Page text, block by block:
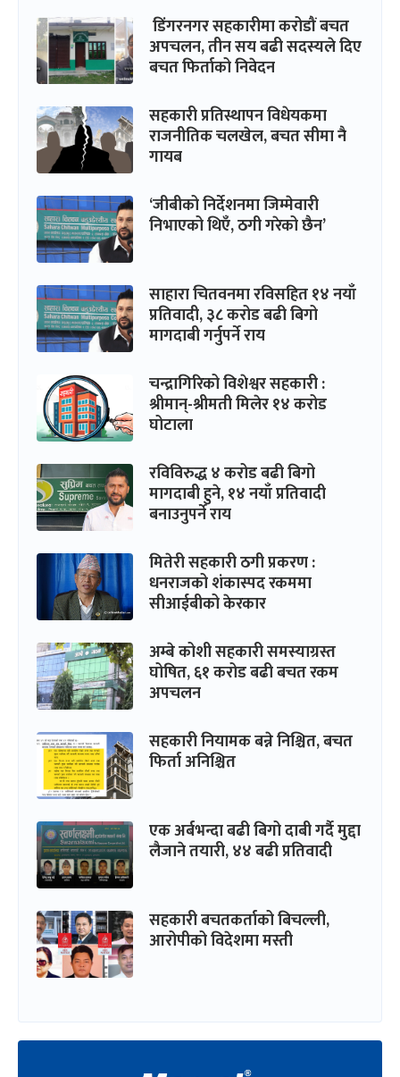
डिंगरनगर सहकारीमा करोडौं बचत
अपचलन, तीन सय बढी सदस्यले दिए
बचत फिर्ताको निवेदन
सहकारी प्रतिस्थापन विधेयकमा
राजनीतिक चलखेल, बचत सीमा नै
गायब
‘जीबीको निर्देशनमा जिम्मेवारी
निभाएको थिएँ, ठगी गरेको छैन’
साहारा चितवनमा रविसहित १४ नयाँ
प्रतिवादी, ३८ करोड बढी बिगो
मागदाबी गर्नुपर्ने राय
चन्द्रागिरिको विशेश्वर सहकारी :
श्रीमान्-श्रीमती मिलेर १४ करोड
घोटाला
रविविरुद्ध ४ करोड बढी बिगो
मागदाबी हुने, १४ नयाँ प्रतिवादी
बनाउनुपर्ने राय
मितेरी सहकारी ठगी प्रकरण :
धनराजको शंकास्पद रकममा
सीआईबीको केरकार
अम्बे कोशी सहकारी समस्याग्रस्त
घोषित, ६१ करोड बढी बचत रकम
अपचलन
सहकारी नियामक बन्ने निश्चित, बचत
फिर्ता अनिश्चित
एक अर्बभन्दा बढी बिगो दाबी गर्दै मुद्दा
लैजाने तयारी, ४४ बढी प्रतिवादी
सहकारी बचतकर्ताको बिचल्ली,
आरोपीको विदेशमा मस्ती